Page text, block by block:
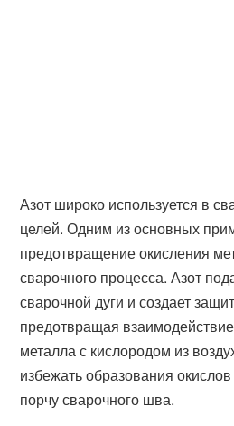
Азот широко используется в
целей. Одним из основных
предотвращение окисления
сварочного процесса. Азот
сварочной дуги и создает
предотвращая
металла с кислородом из
избежать образования
порчу сварочного шва.